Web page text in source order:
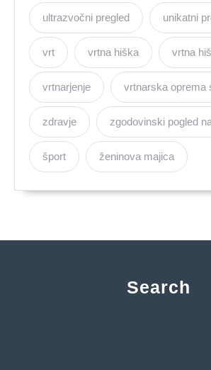
ultrazvočni pregled unikatni
vrt vrtna hiška vrtna
vrtnarjenje vrtnarska oprema
zdravje zgodovinski pogled
šport ženinova majica
Search